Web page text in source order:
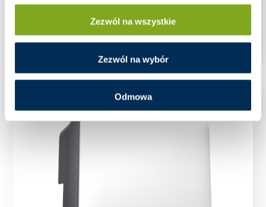
Zezwól na wszystkie
Zezwól na wybór
Odmowa
Falownik Inwerter FoxESS T8-G3 8 kW GD470